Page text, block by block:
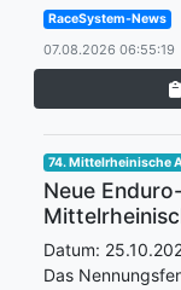
RaceSystem-News
07.08.2026 06:55:19
74. Mittelrheinische
Neue
Datum:
Das